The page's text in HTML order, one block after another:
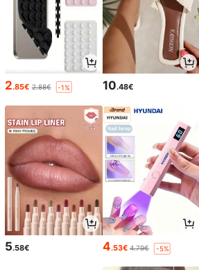
2.85€ 2.88€ -1% 10.48€
5.58€ 4.53€ 4.79€ -5%